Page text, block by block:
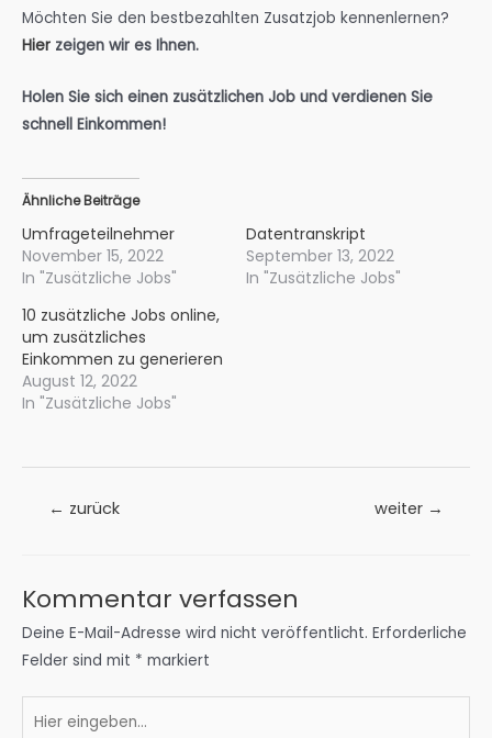
Möchten Sie den bestbezahlten Zusatzjob kennenlernen?
Hier zeigen wir es Ihnen.
Holen Sie sich einen zusätzlichen Job und verdienen Sie
schnell Einkommen!
Ähnliche Beiträge
Umfrageteilnehmer
November 15, 2022
In "Zusätzliche Jobs"
Datentranskript
September 13, 2022
In "Zusätzliche Jobs"
10 zusätzliche Jobs online,
um zusätzliches
Einkommen zu generieren
August 12, 2022
In "Zusätzliche Jobs"
Beitrags-
← zurück weiter →
Kommentar verfassen
Deine E-Mail-Adresse wird nicht veröffentlicht. Erforderliche
Felder sind mit * markiert